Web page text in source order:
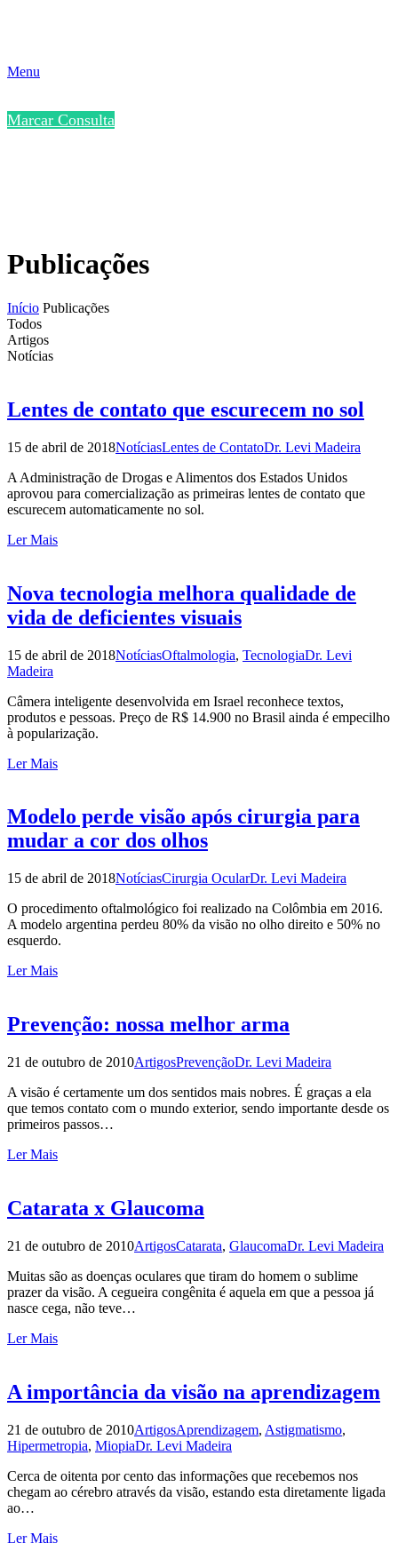
Menu
Marcar Consulta
Publicações
Início Publicações
Todos
Artigos
Notícias
Lentes de contato que escurecem no sol
15 de abril de 2018NotíciasLentes de ContatoDr. Levi Madeira
A Administração de Drogas e Alimentos dos Estados Unidos
aprovou para comercialização as primeiras lentes de contato que
escurecem automaticamente no sol.
Ler Mais
Nova tecnologia melhora qualidade de
vida de deficientes visuais
15 de abril de 2018NotíciasOftalmologia, TecnologiaDr. Levi
Madeira
Câmera inteligente desenvolvida em Israel reconhece textos,
produtos e pessoas. Preço de R$ 14.900 no Brasil ainda é empecilho
à popularização.
Ler Mais
Modelo perde visão após cirurgia para
mudar a cor dos olhos
15 de abril de 2018NotíciasCirurgia OcularDr. Levi Madeira
O procedimento oftalmológico foi realizado na Colômbia em 2016.
A modelo argentina perdeu 80% da visão no olho direito e 50% no
esquerdo.
Ler Mais
Prevenção: nossa melhor arma
21 de outubro de 2010ArtigosPrevençãoDr. Levi Madeira
A visão é certamente um dos sentidos mais nobres. É graças a ela
que temos contato com o mundo exterior, sendo importante desde os
primeiros passos…
Ler Mais
Catarata x Glaucoma
21 de outubro de 2010ArtigosCatarata, GlaucomaDr. Levi Madeira
Muitas são as doenças oculares que tiram do homem o sublime
prazer da visão. A cegueira congênita é aquela em que a pessoa já
nasce cega, não teve…
Ler Mais
A importância da visão na aprendizagem
21 de outubro de 2010ArtigosAprendizagem, Astigmatismo,
Hipermetropia, MiopiaDr. Levi Madeira
Cerca de oitenta por cento das informações que recebemos nos
chegam ao cérebro através da visão, estando esta diretamente ligada
ao…
Ler Mais